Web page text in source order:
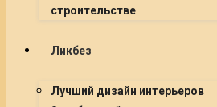
строительстве
Ликбез
Лучший дизайн интерьеров